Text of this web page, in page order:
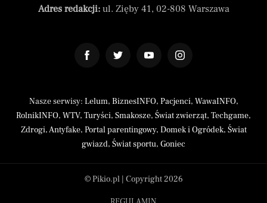
Adres redakcji:ul. Zięby 41, 02-808 Warszawa
Nasze serwisy: Lelum, BiznesINFO, Pacjenci, WawaINFO,
RolnikINFO, WTV, Turyści, Smakosze, Świat zwierząt, Techgame,
Zdrogi,Antyfake, Portal parentingowy, Domek i Ogródek, Świat
gwiazd, Świat sportu, Goniec
© Pikio.pl | Copyright 2026